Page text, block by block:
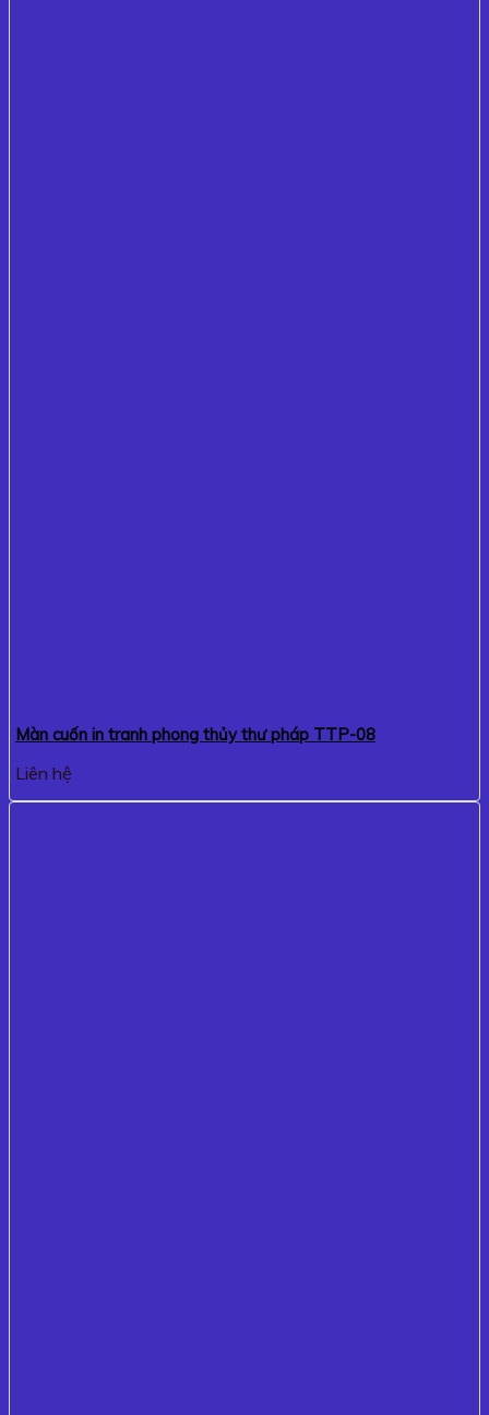
Màn cuốn in tranh phong thủy thư pháp TTP-08
Liên hệ